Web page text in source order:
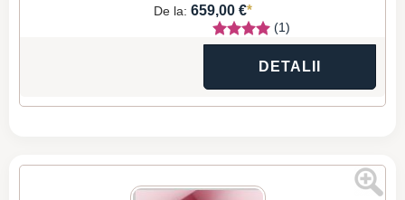
De la: 659,00 €*
(1)
DETALII